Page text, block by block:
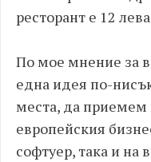
ресторант е 12
По мое мнение за
една идея по-
места, да приемем
европейския
софтуер, така и на